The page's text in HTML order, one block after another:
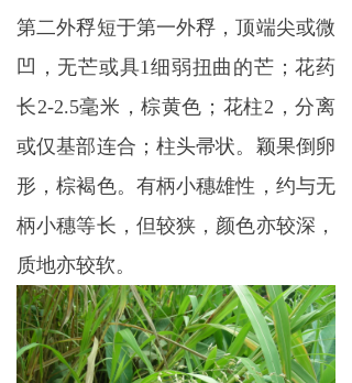
第二外稃短于第一外稃，顶端尖或微
凹，无芒或具1细弱扭曲的芒；花药
长2-2.5毫米，棕黄色；花柱2，分离
或仅基部连合；柱头帚状。颖果倒卵
形，棕褐色。有柄小穗雄性，约与无
柄小穗等长，但较狭，颜色亦较深，
质地亦较软。